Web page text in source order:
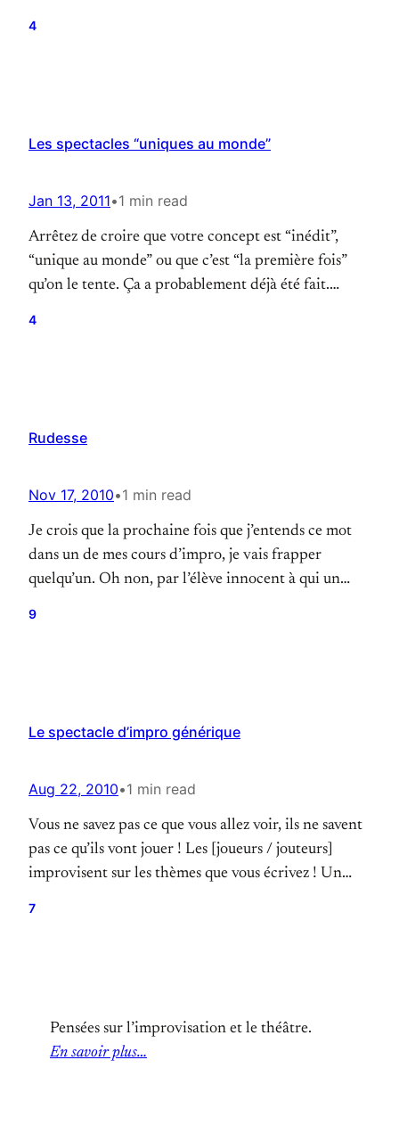
4
Les spectacles “uniques au monde”
Jan 13, 2011•1 min read
Arrêtez de croire que votre concept est “inédit”,
“unique au monde” ou que c’est “la première fois”
qu’on le tente. Ça a probablement déjà été fait.
4
Rudesse
Nov 17, 2010•1 min read
Je crois que la prochaine fois que j’entends ce mot
dans un de mes cours d’impro, je vais frapper
quelqu’un. Oh non, par l’élève innocent à qui un
9
Le spectacle d’impro générique
Aug 22, 2010•1 min read
Vous ne savez pas ce que vous allez voir, ils ne savent
pas ce qu’ils vont jouer ! Les [joueurs / jouteurs]
improvisent sur les thèmes que vous écrivez ! Un
7
Pensées sur l’improvisation et le théâtre.
En savoir plus…